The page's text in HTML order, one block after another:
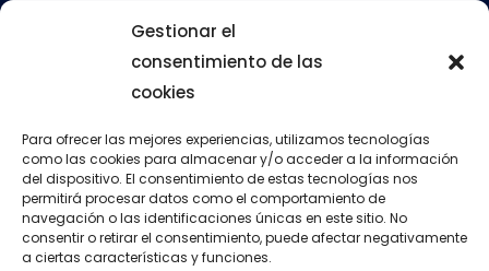
Gestionar el
consentimiento de las
cookies
Para ofrecer las mejores experiencias, utilizamos tecnologías
como las cookies para almacenar y/o acceder a la información
del dispositivo. El consentimiento de estas tecnologías nos
permitirá procesar datos como el comportamiento de
navegación o las identificaciones únicas en este sitio. No
consentir o retirar el consentimiento, puede afectar negativamente
a ciertas características y funciones.
Comedor escolar
Calendario escolar
Transporte escolar